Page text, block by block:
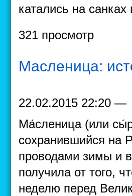
катались на
321 просмотр
Масленица:
22.02.2015 22:20 —
Ма́сленица (или
сохранившийся на
проводами зимы и
получила от того,
неделю перед